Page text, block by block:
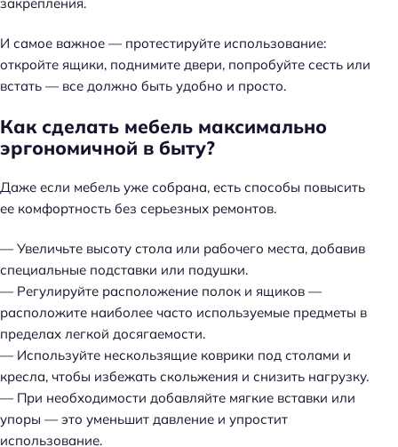
И самое важное — протестируйте использование:
откройте ящики, поднимите двери, попробуйте сесть или
встать — все должно быть удобно и просто.
Как сделать мебель максимально
эргономичной в быту?
Даже если мебель уже собрана, есть способы повысить
ее комфортность без серьезных ремонтов.
— Увеличьте высоту стола или рабочего места, добавив
специальные подставки или подушки.
— Регулируйте расположение полок и ящиков —
расположите наиболее часто используемые предметы в
пределах легкой досягаемости.
— Используйте нескользящие коврики под столами и
кресла, чтобы избежать скольжения и снизить нагрузку.
— При необходимости добавляйте мягкие вставки или
упоры — это уменьшит давление и упростит
использование.